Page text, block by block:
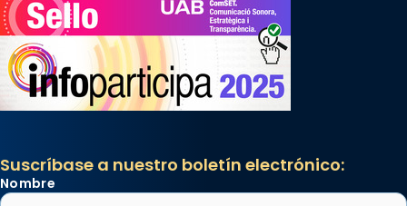
Suscríbase a nuestro boletín electrónico:
Nombre